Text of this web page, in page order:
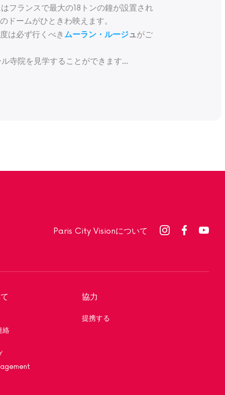
フランスで最大の18トンの鐘が設置され
ドームがひときわ映えます。
は必ず行くべき ムーラン・ルージュがご
寺院を見学することができます...
Paris City Visionについて
絡
協力
提携する